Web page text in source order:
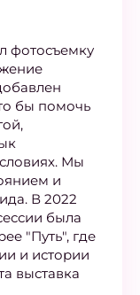
фотосъемку
бы помочь
Мы
и
В 2022
была
"Путь", где
и истории
выставка